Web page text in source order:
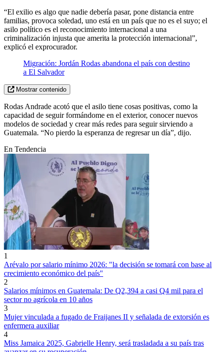
“El exilio es algo que nadie debería pasar, pone distancia entre
familias, provoca soledad, uno está en un país que no es el suyo; el
asilo político es el reconocimiento internacional a una
criminalización injusta que amerita la protección internacional”,
explicó el exprocurador.
Migración: Jordán Rodas abandona el país con destino
a El Salvador
Mostrar contenido
Rodas Andrade acotó que el asilo tiene cosas positivas, como la
capacidad de seguir formándome en el exterior, conocer nuevos
modelos de sociedad y crear más redes para seguir sirviendo a
Guatemala. “No pierdo la esperanza de regresar un día”, dijo.
En Tendencia
1
Arévalo por salario mínimo 2026: "la decisión se tomará con base al
crecimiento económico del país"
2
Salarios mínimos en Guatemala: De Q2,394 a casi Q4 mil para el
sector no agrícola en 10 años
3
Mujer vinculada a fugado de Fraijanes II y señalada de extorsión es
enfermera auxiliar
4
Miss Jamaica 2025, Gabrielle Henry, será trasladada a su país tras